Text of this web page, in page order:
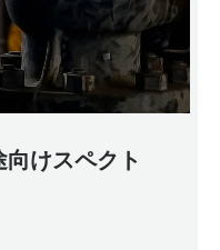
けスペクト